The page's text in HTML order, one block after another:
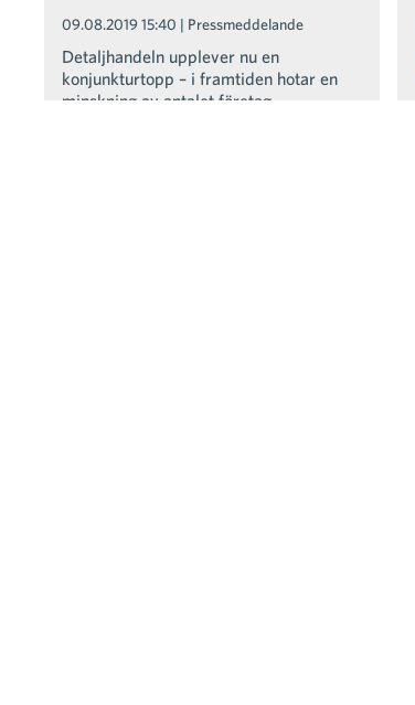
09.08.2019 15:40 | Pressmeddelande
Detaljhandeln upplever nu en
konjunkturtopp – i framtiden hotar en
minskning av antalet företag